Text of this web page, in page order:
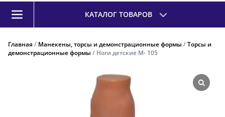
КАТАЛОГ ТОВАРОВ
Главная / Манекены, торсы и демонстрационные формы /Торсы и
демонстрационные формы / Ноги детские М- 105